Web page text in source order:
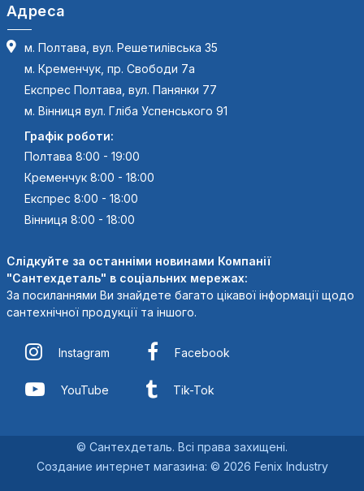
Адреса
м. Полтава, вул. Решетилівська 35
м. Кременчук, пр. Свободи 7а
Експрес Полтава, вул. Панянки 77
м. Вінниця вул. Гліба Успенського 91
Графік роботи:
Полтава 8:00 - 19:00
Кременчук 8:00 - 18:00
Експрес 8:00 - 18:00
Вінниця 8:00 - 18:00
Слідкуйте за останніми новинами Компанії
"Сантехдеталь" в соціальних мережах:
За посиланнями Ви знайдете багато цікавої інформації щодо
сантехнічної продукції та іншого.
Instagram Facebook
YouTube Tik-Tok
© Сантехдеталь. Всі права захищені.
Создание интернет магазина: © 2026 Fenix Industry